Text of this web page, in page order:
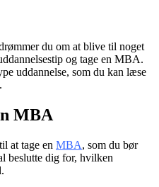
du om at blive til noget
og tage en MBA.
uddannelse, som du kan læse
MBA
at tage en MBA, som du bør
beslutte dig for, hvilken